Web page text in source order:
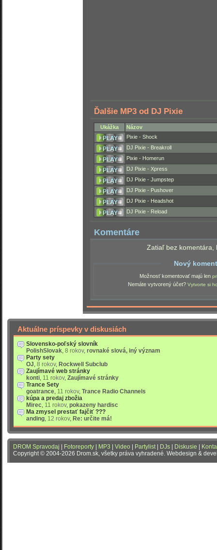
Ďalšie MP3 od DJ Pixie
Ukážka
Názov
Pixie - Shock
DJ Pixie - Breakroll
Pixie - Homerun
DJ Pixie - Xpress
DJ Pixie - Jumpstep
DJ Pixie - Pushover
DJ Pixie - Headshot
DJ Pixie - Reload
Komentáre
Zatiaľ bez komentára,
Nový
Možnosť komentovať majú len
Nemáte vytvorený účet? Vytvorte si
Aktuálne príspevky v diskusiách
Slovensko-poľský slovník
PolishSlovak, 8 rokov, rovnaké slová, iný význam
Party sety
OJ, 8 rokov, Rockwell Subclub
Zaujímavé web stránky
konti, 11 rokov, Zaujímavé stránky
Trance Sety
goatrance, 11 rokov, Trance Radio Channels
kúpa a predaj zbožia
Mirec, 11 rokov, pokazeny hardisc
Ma zmysel prestať fajčiť ???
anding, 12 rokov, Re: určite má!
DROM Spravodaj Fotoreporty MP3 Video Partylist| DJs Diskusie
Copyright © 2004-2026 Drom.sk, všetky práva vyhradené. Webdesign &